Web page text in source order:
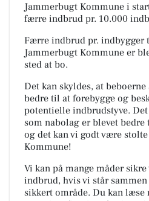
Jammerbugt Kommune i
færre indbrud pr. 10.000
Færre indbrud pr. indbygger
Jammerbugt Kommune er
sted at bo.
Det kan skyldes, at
bedre til at forebygge og
potentielle indbrudstyve.
som nabolag er blevet
og det kan vi godt være
Kommune!
Vi kan på mange måder
indbrud, hvis vi står
sikkert område. Du kan læse